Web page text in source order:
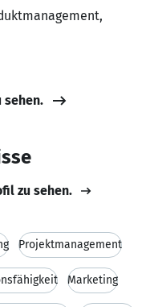
sehen.
zu sehen.
Projektmanagement
Marketing